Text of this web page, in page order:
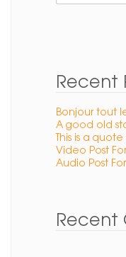
Recent
Bonjour tout
A good old
This is a
Video Post
Audio Post
Recent